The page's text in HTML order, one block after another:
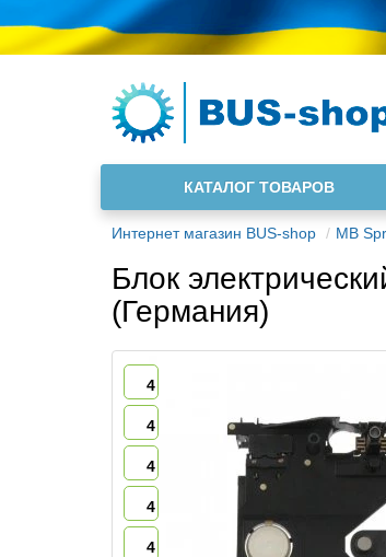
КАТАЛОГ ТОВАРОВ
Интернет магазин BUS-shop MB
Блок
(Германия)
4
4
4
4
4